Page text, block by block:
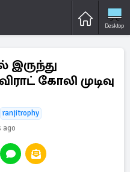
Desktop
இருந்து
கோலி முடிவு
ranjitrophy
ago